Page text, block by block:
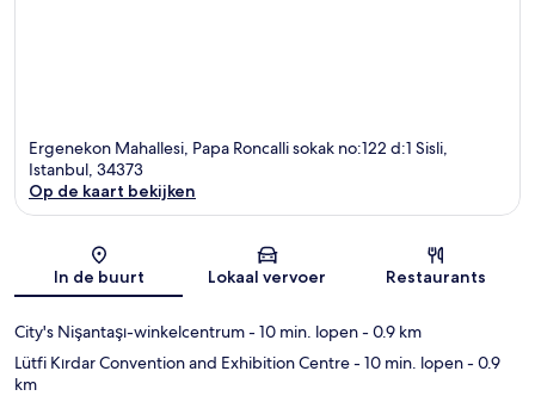
Ergenekon Mahallesi, Papa Roncalli sokak no:122 d:1 Sisli,
Istanbul, 34373
Op de kaart bekijken
In de buurt Lokaal vervoer Restaurants
City's Nişantaşı-winkelcentrum- 10 min. lopen- 0.9 km
Lütfi Kırdar Convention and Exhibition Centre- 10 min. lopen- 0.9
km